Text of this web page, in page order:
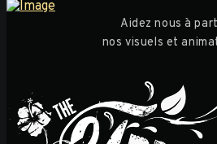
Aidez nous à
nos visuels et